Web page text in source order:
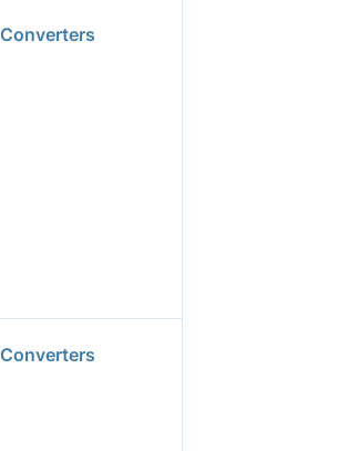
Converters
Converters